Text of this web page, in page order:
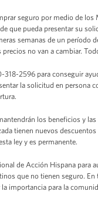
seguro por medio de
que pueda presentar su
semanas de un
no van a cambiar.
2596 para conseguir
la solicitud en persona
los beneficios y
tienen nuevos
ley y es permanente.
de Acción Hispana
que no tienen seguro.
importancia para la